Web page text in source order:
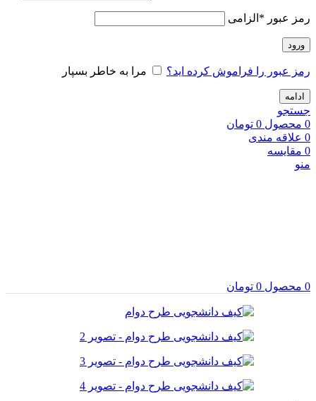
رمز عبور * الزامی
ورود
رمز عبور را فراموش کرده اید؟ مرا به خاطر بسپار
ادامه
جستجو
0 محصول 0 تومان
0 علاقه مندی
0 مقایسه
منو
0 محصول 0 تومان